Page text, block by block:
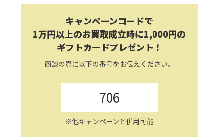
キャンペーンコードで
1万円以上のお買取成立時に1,000円の
ギフトカードプレゼント！
商談の際に以下の番号をお伝えください。
706
※他キャンペーンと併用可能